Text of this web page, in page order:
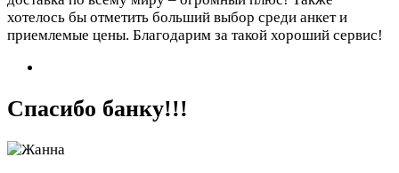
хотелось бы отметить больший выбор среди анкет и
приемлемые цены. Благодарим за такой хороший сервис!
Спасибо банку!!!